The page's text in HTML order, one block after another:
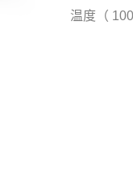
温度（